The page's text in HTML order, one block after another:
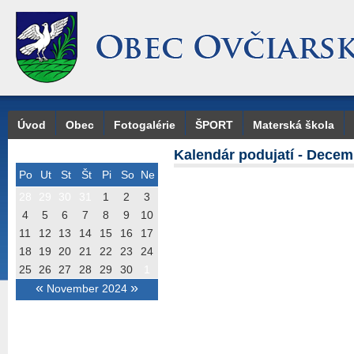
Úvod Obec Fotogalérie ŠPORT Materská škola
Po Ut St Št Pi So Ne
« November 2024 »
1 2
3
4
5 6 7 8 9
10
11
12 13 14 15 16
17
18
19 20 21 22 23
24
25
26 27 28 29 30
Kalendár podujatí -